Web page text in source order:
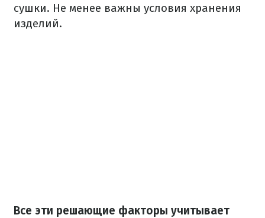
сушки. Не менее важны условия хранения
изделий.
Все эти решающие факторы учитывает